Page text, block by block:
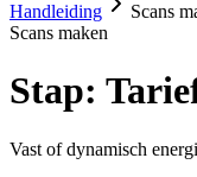
Handleiding
Scans
Scans maken
Stap:
Vast of dynamisch